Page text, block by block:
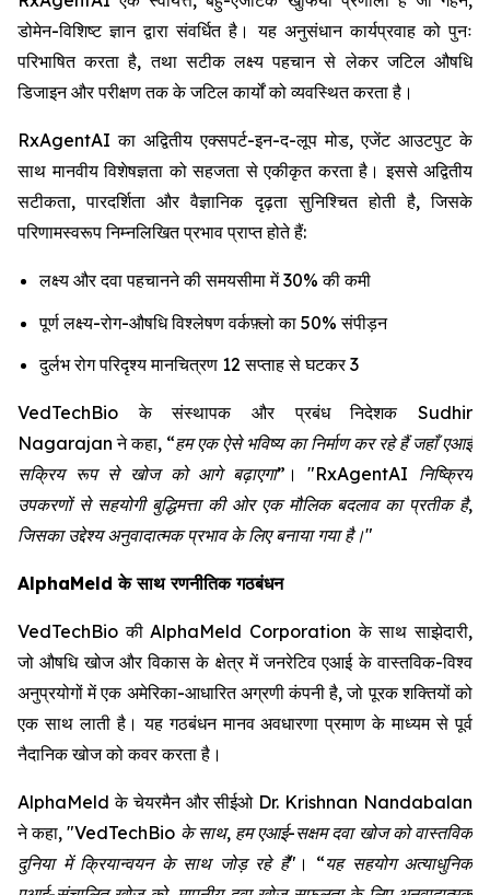
डोमेन-विशिष्ट ज्ञान द्वारा संवर्धित है। यह अनुसंधान कार्यप्रवाह को पुनः
परिभाषित करता है, तथा सटीक लक्ष्य पहचान से लेकर जटिल औषधि
डिजाइन और परीक्षण तक के जटिल कार्यों को व्यवस्थित करता है।
RxAgentAI का अद्वितीय एक्सपर्ट-इन-द-लूप मोड, एजेंट आउटपुट के
साथ मानवीय विशेषज्ञता को सहजता से एकीकृत करता है। इससे अद्वितीय
सटीकता, पारदर्शिता और वैज्ञानिक दृढ़ता सुनिश्चित होती है, जिसके
परिणामस्वरूप निम्नलिखित प्रभाव प्राप्त होते हैं:
लक्ष्य और दवा पहचानने की समयसीमा में 30% की कमी
पूर्ण लक्ष्य-रोग-औषधि विश्लेषण वर्कफ़्लो का 50% संपीड़न
दुर्लभ रोग परिदृश्य मानचित्रण 12 सप्ताह से घटकर 3
VedTechBio के संस्थापक और प्रबंध निदेशक Sudhir
Nagarajan ने कहा, “हम एक ऐसे भविष्य का निर्माण कर रहे हैं जहाँ एआई
सक्रिय रूप से खोज को आगे बढ़ाएगा” ।"RxAgentAI निष्क्रिय
उपकरणों से सहयोगी बुद्धिमत्ता की ओर एक मौलिक बदलाव का प्रतीक है,
जिसका उद्देश्य अनुवादात्मक प्रभाव के लिए बनाया गया है।"
AlphaMeld के साथ रणनीतिक गठबंधन
VedTechBio की AlphaMeld Corporation के साथ साझेदारी,
जो औषधि खोज और विकास के क्षेत्र में जनरेटिव एआई के वास्तविक-विश्व
अनुप्रयोगों में एक अमेरिका-आधारित अग्रणी कंपनी है, जो पूरक शक्तियों को
एक साथ लाती है। यह गठबंधन मानव अवधारणा प्रमाण के माध्यम से पूर्व
नैदानिक खोज को कवर करता है।
AlphaMeld के चेयरमैन और सीईओ Dr. Krishnan Nandabalan
ने कहा,"VedTechBio के साथ, हम एआई-सक्षम दवा खोज को वास्तविक
दुनिया में क्रियान्वयन के साथ जोड़ रहे हैं" । “यह सहयोग अत्याधुनिक